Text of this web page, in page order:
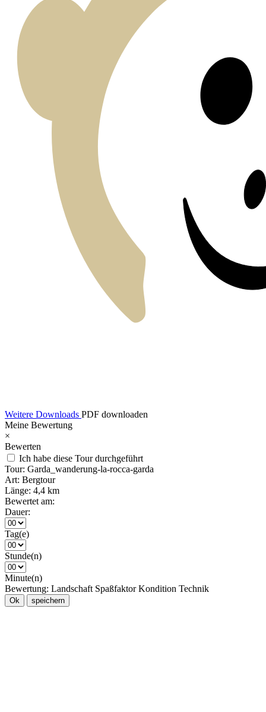
Weitere Downloads PDF downloaden
Meine Bewertung
×
Bewerten
Ich habe diese Tour durchgeführt
Tour: Garda_wanderung-la-rocca-garda
Art: Bergtour
Länge: 4,4 km
Bewertet am:
Dauer:
Tag(e)
Stunde(n)
Minute(n)
Bewertung: Landschaft Spaßfaktor Kondition Technik
Ok speichern